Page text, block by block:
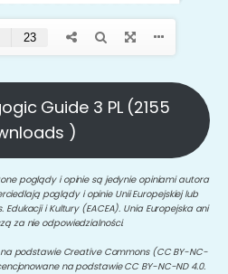
Guide 3 PL (2155
)
poglądy i opinie są jedynie opiniami autora
poglądy i opinie Unii Europejskiej lub
Edukacji i Kultury (EACEA). Unia Europejska ani
za nie odpowiedzialności.
na podstawie Creative Commons (CC BY-NC-
na podstawie CC BY-NC-ND 4.0.